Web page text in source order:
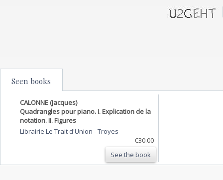
Seen books
CALONNE (Jacques)
Quadrangles pour piano. I. Explication de la
notation. II. Figures
Librairie Le Trait d'Union -Troyes
€30.00
See the book